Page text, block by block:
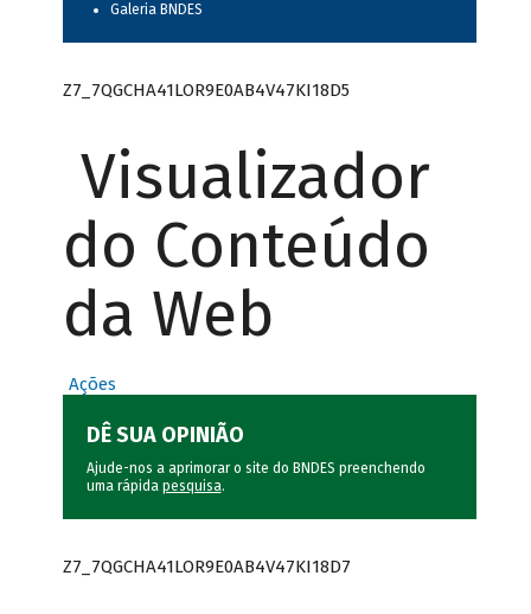
Galeria BNDES
Z7_7QGCHA41LOR9E0AB4V47KI18D5
Visualizador
do Conteúdo
da Web
Ações
DÊ SUA OPINIÃO
Ajude-nos a aprimorar o site do BNDES preenchendo
uma rápida pesquisa.
Z7_7QGCHA41LOR9E0AB4V47KI18D7